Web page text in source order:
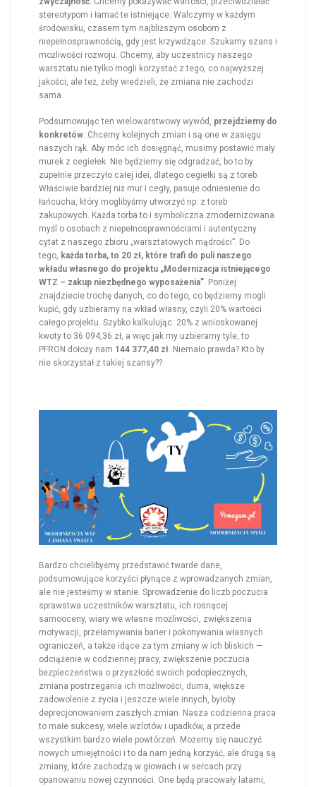
stereotypom i łamać te istniejące. Walczymy w każdym
środowisku, czasem tym najbliższym osobom z
niepełnosprawnością, gdy jest krzywdzące. Szukamy szans i
możliwości rozwoju. Chcemy, aby uczestnicy naszego
warsztatu nie tylko mogli korzystać z tego, co najwyższej
jakości, ale też, żeby wiedzieli, że zmiana nie zachodzi
sama.
Podsumowując ten wielowarstwowy wywód, przejdziemy do
konkretów. Chcemy kolejnych zmian i są one w zasięgu
naszych rąk. Aby móc ich dosięgnąć, musimy postawić mały
murek z cegiełek. Nie będziemy się odgradzać, bo to by
zupełnie przeczyło całej idei, dlatego cegiełki są z toreb.
Właściwie bardziej niż mur i cegły, pasuje odniesienie do
łańcucha, który moglibyśmy utworzyć np. z toreb
zakupowych. Każda torba to i symboliczna zmodernizowana
myśl o osobach z niepełnosprawnościami i autentyczny
cytat z naszego zbioru „warsztatowych mądrości”. Do
tego, każda torba, to 20 zł, które trafi do puli naszego
wkładu własnego do projektu „Modernizacja istniejącego
WTZ – zakup niezbędnego wyposażenia”. Poniżej
znajdziecie trochę danych, co do tego, co będziemy mogli
kupić, gdy uzbieramy na wkład własny, czyli 20% wartości
całego projektu. Szybko kalkulując: 20% z wnioskowanej
kwoty to 36 094,36 zł, a więc jak my uzbieramy tyle, to
PFRON dołoży nam 144 377,40 zł. Niemało prawda? Kto by
nie skorzystał z takiej szansy??
Bardzo chcielibyśmy przedstawić twarde dane,
podsumowujące korzyści płynące z wprowadzanych zmian,
ale nie jesteśmy w stanie. Sprowadzenie do liczb poczucia
sprawstwa uczestników warsztatu, ich rosnącej
samooceny, wiary we własne możliwości, zwiększenia
motywacji, przełamywania barier i pokonywania własnych
ograniczeń, a także idące za tym zmiany w ich bliskich —
odciążenie w codziennej pracy, zwiększenie poczucia
bezpieczeństwa o przyszłość swoich podopiecznych,
zmiana postrzegania ich możliwości, duma, większe
zadowolenie z życia i jeszcze wiele innych, byłoby
deprecjonowaniem zaszłych zmian. Nasza codzienna praca
to małe sukcesy, wiele wzlotów i upadków, a przede
wszystkim bardzo wiele powtórzeń. Możemy się nauczyć
nowych umiejętności i to da nam jedną korzyść, ale drugą są
zmiany, które zachodzą w głowach i w sercach przy
opanowaniu nowej czynności. One będą pracowały latami,